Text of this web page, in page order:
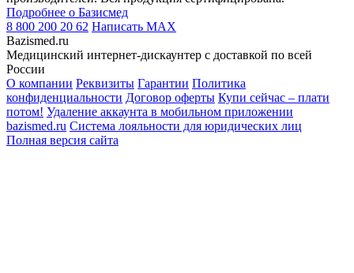
Подробнее о Базисмед
8 800 200 20 62 Написать MAX
Bazismed.ru
Медицинский интернет-дискаунтер с доставкой по всей
России
О компании Реквизиты Гарантии Политика
конфиденциальности Договор оферты Купи сейчас – плати
потом! Удаление аккаунта в мобильном приложении
bazismed.ru Система лояльности для юридических лиц
Полная версия сайта